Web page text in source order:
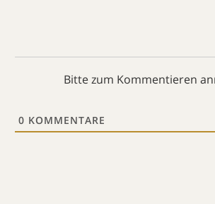
Bitte zum Kommentieren
0 KOMMENTARE